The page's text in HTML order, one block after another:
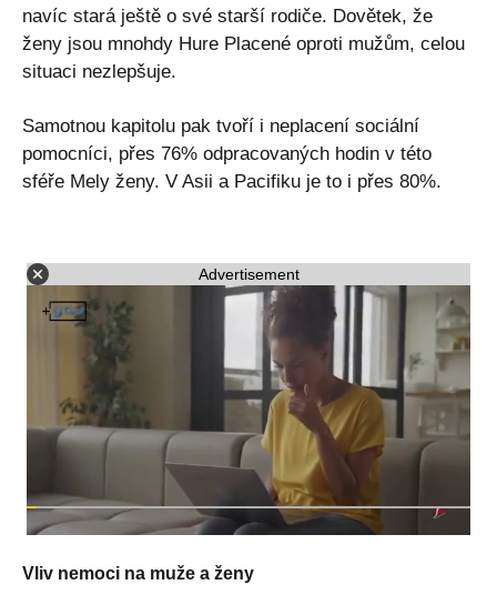
navíc stará ještě o své starší rodiče. Dovětek, že
ženy jsou mnohdy Hure Placené oproti mužům, celou
situaci nezlepšuje.
Samotnou kapitolu pak tvoří i neplacení sociální
pomocníci, přes 76% odpracovaných hodin v této
sféře Mely ženy. V Asii a Pacifiku je to i přes 80%.
Advertisement
Vliv nemoci na muže a ženy